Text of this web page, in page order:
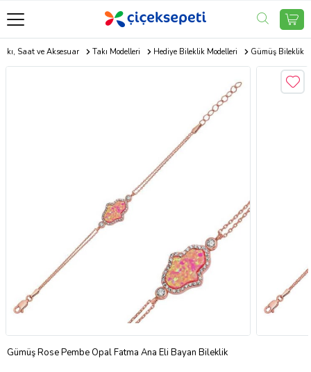
Saat ve Aksesuar Takı Modelleri Hediye Bileklik Modelleri Gümüş Bileklik
Gümüş Rose Pembe Opal Fatma Ana Eli Bayan Bileklik